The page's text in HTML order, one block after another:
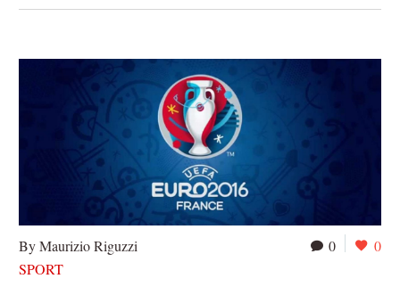
0 0
By Maurizio Riguzzi
SPORT